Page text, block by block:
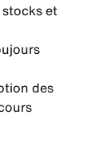
et
des